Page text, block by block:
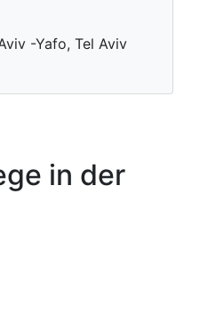
-Yafo, Tel Aviv
in der